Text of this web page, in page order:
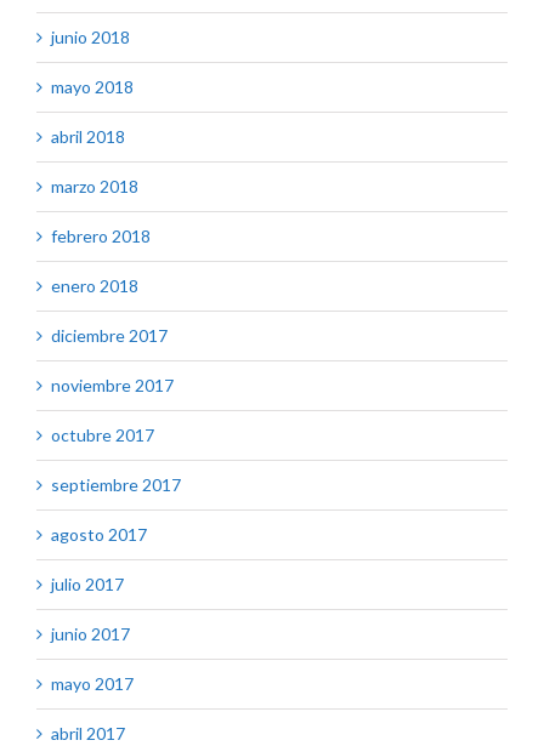
junio 2018
mayo 2018
abril 2018
marzo 2018
febrero 2018
enero 2018
diciembre 2017
noviembre 2017
octubre 2017
septiembre 2017
agosto 2017
julio 2017
junio 2017
mayo 2017
abril 2017